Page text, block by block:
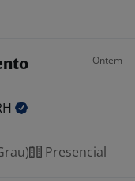
Ontem
Presencial